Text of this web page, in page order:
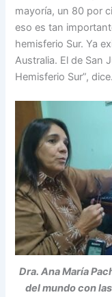
mayoría, un 80 por
eso es tan
hemisferio Sur. Ya
Australia. El de San
Hemisferio Sur”, dice.
Dra. Ana María
del mundo con